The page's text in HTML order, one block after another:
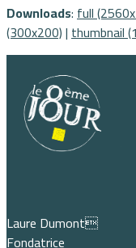
Downloads:full
(300x200)|thumbnail
Laure Dumont
Fondatrice